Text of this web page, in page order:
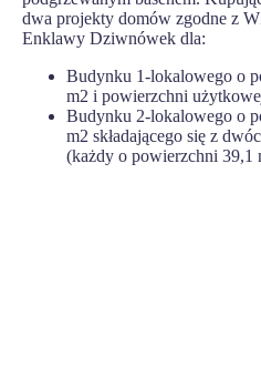
dwa projekty domów zgodne z
Enklawy Dziwnówek dla:
Budynku 1-lokalowego o
m2 i powierzchni
Budynku 2-lokalowego o
m2 składającego się z
(każdy o powierzchni 39,1